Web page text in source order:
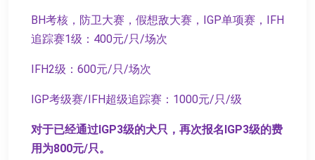
BH考核，防卫大赛，假想敌大赛，IGP单项赛，IFH
追踪赛1级：400元/只/场次
IFH2级：600元/只/场次
IGP考级赛/IFH超级追踪赛：1000元/只/级
对于已经通过IGP3级的犬只，再次报名IGP3级的费
用为800元/只。